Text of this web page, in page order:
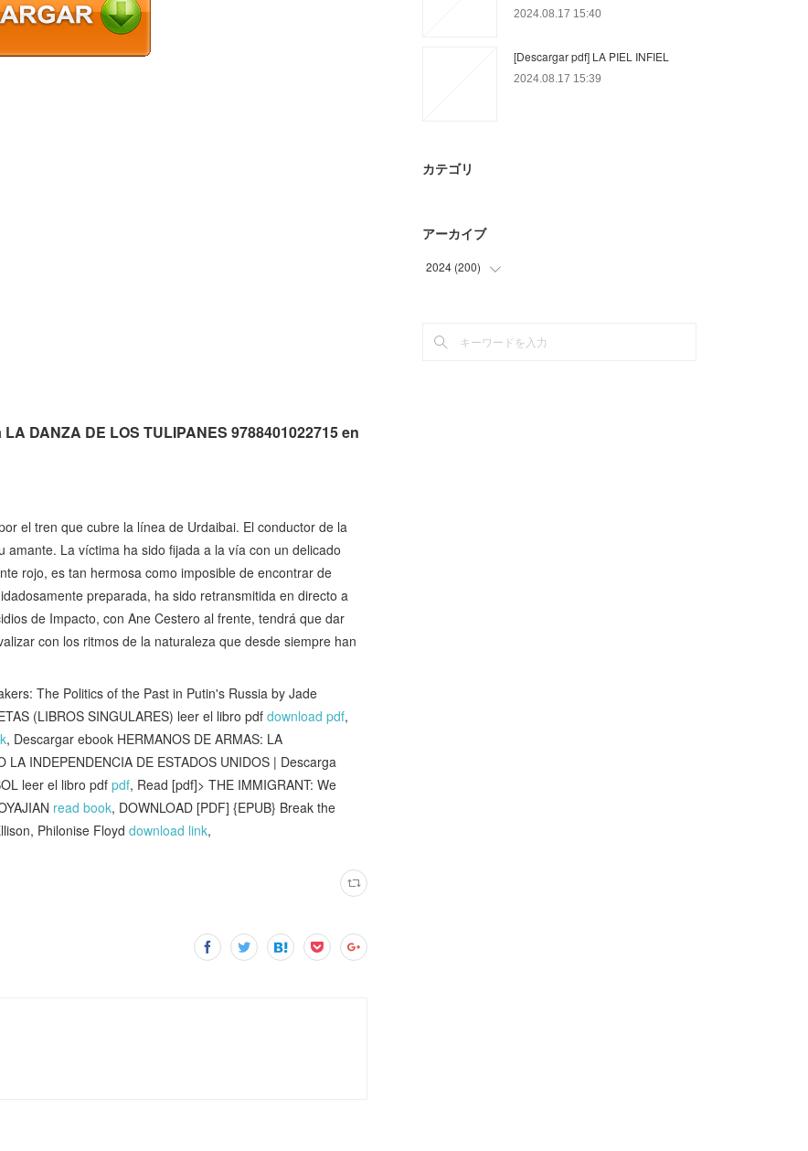
DANZA DE LOS TULIPANES 9788401022715 en
el tren que cubre la línea de Urdaibai. El conductor de la
La víctima ha sido fijada a la vía con un delicado
rojo, es tan hermosa como imposible de encontrar de
preparada, ha sido retransmitida en directo a
de Impacto, con Ane Cestero al frente, tendrá que dar
con los ritmos de la naturaleza que desde siempre han
The Politics of the Past in Putin's Russia by Jade
(LIBROS SINGULARES) leer el libro pdf download pdf,
, Descargar ebook HERMANOS DE ARMAS: LA
LA INDEPENDENCIA DE ESTADOS UNIDOS | Descarga
leer el libro pdf pdf, Read [pdf]> THE IMMIGRANT: We
read book, DOWNLOAD [PDF] {EPUB} Break the
Philonise Floyd download link,
2024.08.17 15:40
[Descargar pdf] LA PIEL INFIEL
2024.08.17 15:39
カテゴリ
アーカイブ
2024 (200)
(